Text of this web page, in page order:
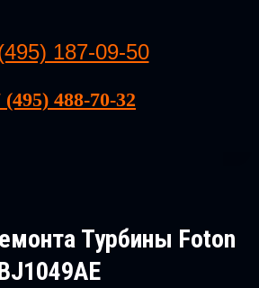
187-09-50
(495) 488-70-32
Турбины Foton